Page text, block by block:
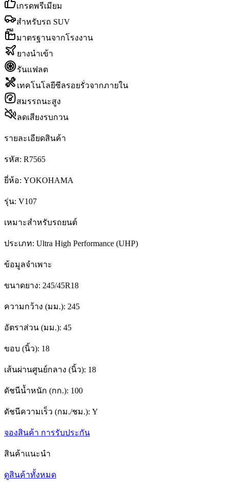
เกรดพรีเมียม
สำหรับรถ SUV
มาตรฐานจากโรงงาน
ยางนำเข้า
รันแฟลต
เทคโนโลยีซีลรอยรั่วจากภายใน
สมรรถนะสูง
ลดเสียงรบกวน
รายละเอียดสินค้า
รหัส: R7565
ยี่ห้อ: YOKOHAMA
รุ่น: V107
เหมาะสำหรับรถยนต์
ประเภท: Ultra High Performance (UHP)
ข้อมูลจำเพาะ
ขนาดยาง: 245/45R18
ความกว้าง (มม.): 245
อัตราส่วน (มม.): 45
ขอบ (นิ้ว): 18
เส้นผ่านศูนย์กลาง (นิ้ว): 18
ดัชนีน้ำหนัก (กก.): 100
ดัชนีความเร็ว (กม./ชม.): Y
จองสินค้า การรับประกัน
สินค้าแนะนำ
ดูสินค้าทั้งหมด